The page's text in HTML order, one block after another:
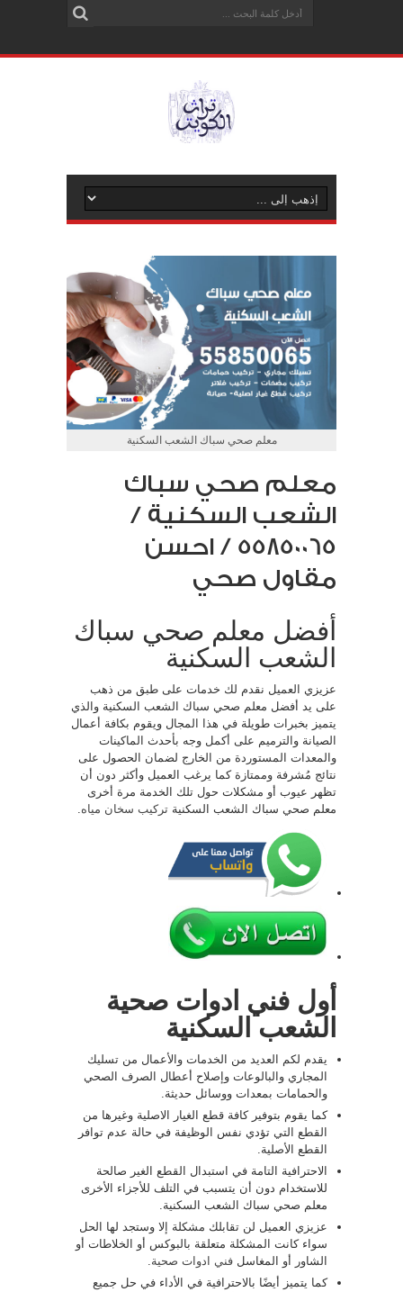
معلم صحي سباك الشعب السكنية
معلم صحي سباك
الشعب السكنية /
55850065 / احسن
مقاول صحي
أفضل معلم صحي سباك
الشعب السكنية
عزيزي العميل نقدم لك خدمات على طبق من ذهب
على يد أفضل معلم صحي سباك الشعب السكنية والذي
يتميز بخبرات طويلة في هذا المجال ويقوم بكافة أعمال
الصيانة والترميم على أكمل وجه بأحدث الماكينات
والمعدات المستوردة من الخارج لضمان الحصول على
نتائج مُشرفة وممتازة كما يرغب العميل وأكثر دون أن
تظهر عيوب أو مشكلات حول تلك الخدمة مرة أخرى
معلم صحي سباك الشعب السكنية تركيب سخان مياه
أول فني ادوات صحية
الشعب السكنية
يقدم لكم العديد من الخدمات والأعمال من تسليك
المجاري والبالوعات وإصلاح أعطال الصرف الصحي
والحمامات بمعدات ووسائل حديثة.
كما يقوم بتوفير كافة قطع الغيار الاصلية وغيرها من
القطع التي تؤدي نفس الوظيفة في حالة عدم توافر
القطع الأصلية.
الاحترافية التامة في استبدال القطع الغير صالحة
للاستخدام دون أن يتسبب في التلف للأجزاء الأخرى
معلم صحي سباك الشعب السكنية.
عزيزي العميل لن تقابلك مشكلة إلا وستجد لها الحل
سواء كانت المشكلة متعلقة بالبوكس أو الخلاطات أو
الشاور أو المغاسل فني ادوات صحية.
كما يتميز أيضًا بالاحترافية في الأداء في حل جميع